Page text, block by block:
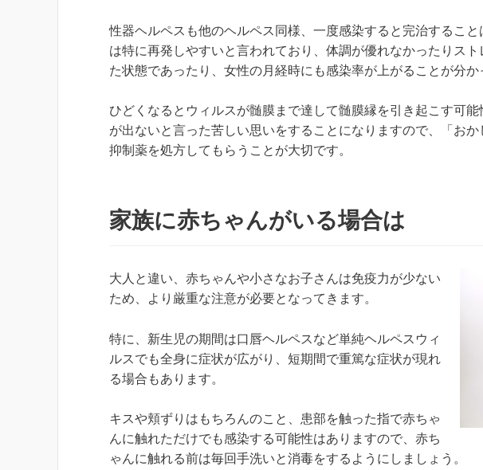
性器ヘルペスも他のヘルペス同様、一度感染すると完治するこ
は特に再発しやすいと言われており、体調が優れなかったりス
た状態であったり、女性の月経時にも感染率が上がることが分か
ひどくなるとウィルスが髄膜まで達して髄膜縁を引き起こす可
が出ないと言った苦しい思いをすることになりますので、「お
抑制薬を処方してもらうことが大切です。
家族に赤ちゃんがいる場合は
大人と違い、赤ちゃんや小さなお子さんは免疫力が少ない
ため、より厳重な注意が必要となってきます。
特に、新生児の期間は口唇ヘルペスなど単純ヘルペスウィ
ルスでも全身に症状が広がり、短期間で重篤な症状が現れ
る場合もあります。
キスや頬ずりはもちろんのこと、患部を触った指で赤ちゃ
んに触れただけでも感染する可能性はありますので、赤ち
ゃんに触れる前は毎回手洗いと消毒をするようにしましょう。